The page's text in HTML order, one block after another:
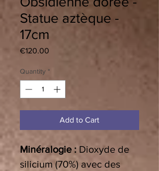
Statue aztèque -
17cm
€120.00
Quantity *
Add to Cart
Minéralogie : Dioxyde de
silicium (70%) avec des